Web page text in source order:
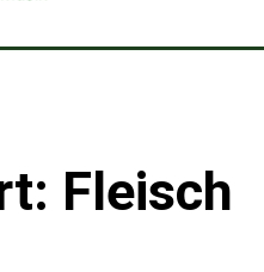
Fleisch